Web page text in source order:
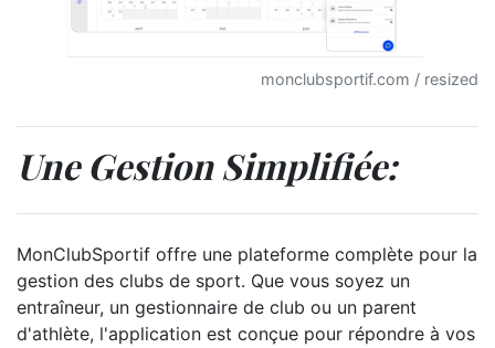
monclubsportif.com / resized
Une Gestion Simplifiée:
MonClubSportif offre une plateforme complète pour la
gestion des clubs de sport. Que vous soyez un
entraîneur, un gestionnaire de club ou un parent
d'athlète, l'application est conçue pour répondre à vos